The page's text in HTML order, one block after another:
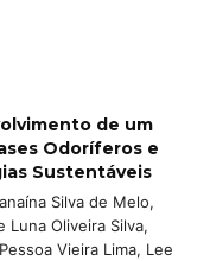
de um
Odoríferos e
Sustentáveis
Silva de Melo,
Luna Oliveira Silva,
Vieira Lima, Lee